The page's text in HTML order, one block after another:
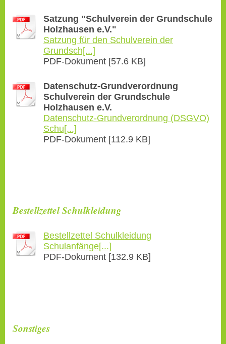
Satzung "Schulverein der Grundschule
Holzhausen e.V."
Satzung für den Schulverein der
Grundsch[...]
PDF-Dokument [57.6 KB]
Datenschutz-Grundverordnung
Schulverein der Grundschule
Holzhausen e.V.
Datenschutz-Grundverordnung (DSGVO)
Schu[...]
PDF-Dokument [112.9 KB]
Bestellzettel Schulkleidung
Bestellzettel Schulkleidung
Schulanfänge[...]
PDF-Dokument [132.9 KB]
Sonstiges